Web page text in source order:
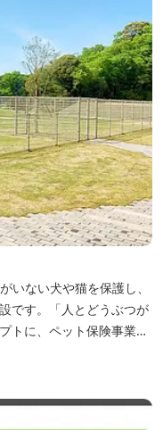
いない犬や猫を保護し、
です。「人とどうぶつが
トに、ペット保険事業を
、本施設では、飼い主様
お預かりするペットホテ